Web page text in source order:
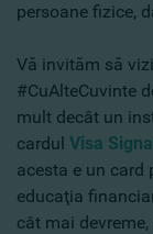
persoane fizice,
Vă invităm să
#CuAlteCuvinte
mult decât un
cardul Visa
acesta e un card
educaţia
cât mai